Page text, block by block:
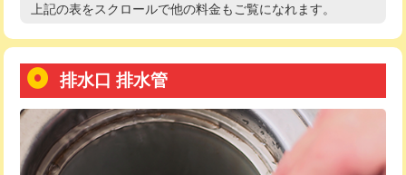
用/3ｍまで)
用（追加）/3ｍ超え)
給水管工事※（ライニング鋼管・銅
管・ポリ管・HT管使用/3ｍまで)
44,000円
給水管工事※（ライニング鋼管・銅
+8,800円
高度高圧洗浄換 現地調査
トーラー機使用/3mまで
追加トーラー機使用/3m超え +3,300円
カメラ調査 33,000円
上記の表をスクロールで他の料金もご覧になれます。
排水口 排水管